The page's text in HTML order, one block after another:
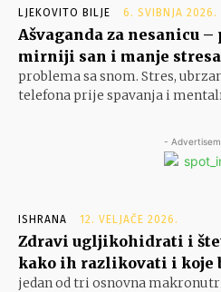
LJEKOVITO BILJE 6. SVIBNJA 2026.
Ašvaganda za nesanicu
mirniji san i manje stresa
problema sa snom. Stres,
telefona prije spavanja i
-
ISHRANA 12. VELJAČE 2026.
Zdravi ugljikohidrati i
kako ih razlikovati i koje
jedan od tri osnovna